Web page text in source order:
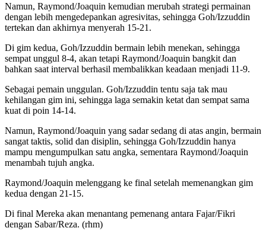
Namun, Raymond/Joaquin kemudian merubah strategi permainan
dengan lebih mengedepankan agresivitas, sehingga Goh/Izzuddin
tertekan dan akhirnya menyerah 15-21.
Di gim kedua, Goh/Izzuddin bermain lebih menekan, sehingga
sempat unggul 8-4, akan tetapi Raymond/Joaquin bangkit dan
bahkan saat interval berhasil membalikkan keadaan menjadi 11-9.
Sebagai pemain unggulan. Goh/Izzuddin tentu saja tak mau
kehilangan gim ini, sehingga laga semakin ketat dan sempat sama
kuat di poin 14-14.
Namun, Raymond/Joaquin yang sadar sedang di atas angin, bermain
sangat taktis, solid dan disiplin, sehingga Goh/Izzuddin hanya
mampu mengumpulkan satu angka, sementara Raymond/Joaquin
menambah tujuh angka.
Raymond/Joaquin melenggang ke final setelah memenangkan gim
kedua dengan 21-15.
Di final Mereka akan menantang pemenang antara Fajar/Fikri
dengan Sabar/Reza. (rhm)